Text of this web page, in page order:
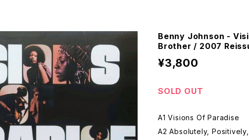
Benny Johnson -
Brother / 2007
¥3,800
SOLD OUT
A1 Visions Of Paradise
A2 Absolutely,